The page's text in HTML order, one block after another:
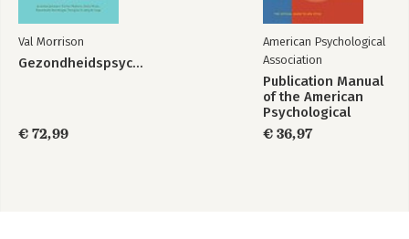
Val Morrison
Gezondheidspsychologie
€ 72,99
American Psychological
Association
Publication Manual
of the American
Psychological
Association 2020
€ 36,97